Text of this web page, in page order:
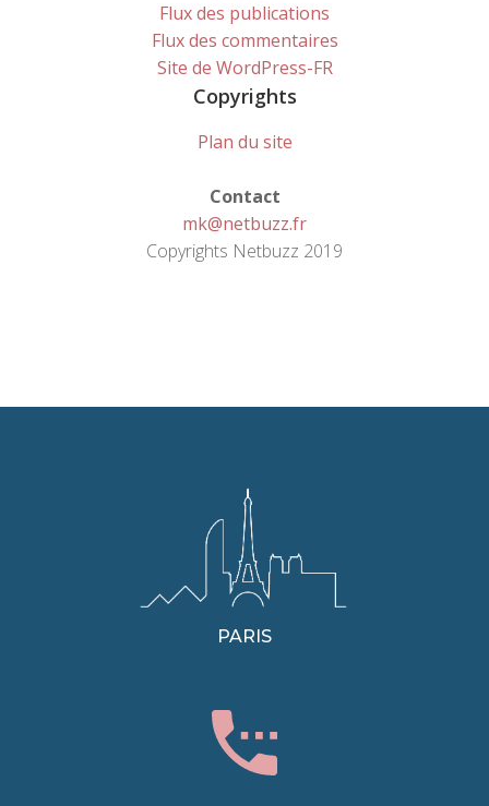
Flux des publications
Flux des commentaires
Site de WordPress-FR
Copyrights
Plan du site
Contact
mk@netbuzz.fr
Copyrights Netbuzz 2019
PARIS